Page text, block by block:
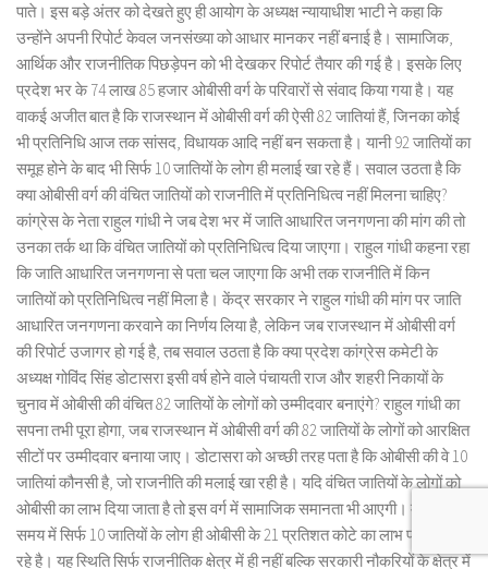
पाते। इस बड़े अंतर को देखते हुए ही आयोग के अध्यक्ष न्यायाधीश भाटी ने कहा कि
उन्होंने अपनी रिपोर्ट केवल जनसंख्या को आधार मानकर नहीं बनाई है। सामाजिक,
आर्थिक और राजनीतिक पिछड़ेपन को भी देखकर रिपोर्ट तैयार की गई है। इसके लिए
प्रदेश भर के 74 लाख 85 हजार ओबीसी वर्ग के परिवारों से संवाद किया गया है। यह
वाकई अजीत बात है कि राजस्थान में ओबीसी वर्ग की ऐसी 82 जातियां हैं, जिनका कोई
भी प्रतिनिधि आज तक सांसद, विधायक आदि नहीं बन सकता है। यानी 92 जातियों का
समूह होने के बाद भी सिर्फ 10 जातियों के लोग ही मलाई खा रहे हैं। सवाल उठता है कि
क्या ओबीसी वर्ग की वंचित जातियों को राजनीति में प्रतिनिधित्व नहीं मिलना चाहिए?
कांग्रेस के नेता राहुल गांधी ने जब देश भर में जाति आधारित जनगणना की मांग की तो
उनका तर्क था कि वंचित जातियों को प्रतिनिधित्व दिया जाएगा। राहुल गांधी कहना रहा
कि जाति आधारित जनगणना से पता चल जाएगा कि अभी तक राजनीति में किन
जातियों को प्रतिनिधित्व नहीं मिला है। केंद्र सरकार ने राहुल गांधी की मांग पर जाति
आधारित जनगणना करवाने का निर्णय लिया है, लेकिन जब राजस्थान में ओबीसी वर्ग
की रिपोर्ट उजागर हो गई है, तब सवाल उठता है कि क्या प्रदेश कांग्रेस कमेटी के
अध्यक्ष गोविंद सिंह डोटासरा इसी वर्ष होने वाले पंचायती राज और शहरी निकायों के
चुनाव में ओबीसी की वंचित 82 जातियों के लोगों को उम्मीदवार बनाएंगे? राहुल गांधी का
सपना तभी पूरा होगा, जब राजस्थान में ओबीसी वर्ग की 82 जातियों के लोगों को आरक्षित
सीटों पर उम्मीदवार बनाया जाए। डोटासरा को अच्छी तरह पता है कि ओबीसी की वे 10
जातियां कौनसी है, जो राजनीति की मलाई खा रही है। यदि वंचित जातियों के लोगों को
ओबीसी का लाभ दिया जाता है तो इस वर्ग में सामाजिक समानता भी आएगी। मौजूदा
समय में सिर्फ 10 जातियों के लोग ही ओबीसी के 21 प्रतिशत कोटे का लाभ प्राप्त कर
रहे है। यह स्थिति सिर्फ राजनीतिक क्षेत्र में ही नहीं बल्कि सरकारी नौकरियों के क्षेत्र में